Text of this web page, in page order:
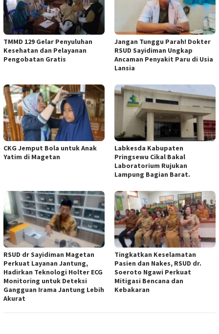
TMMD 129 Gelar Penyuluhan
Kesehatan dan Pelayanan
Pengobatan Gratis
Jangan Tunggu Parah! Dokter
RSUD Sayidiman Ungkap
Ancaman Penyakit Paru di Usia
Lansia
CKG Jemput Bola untuk Anak
Yatim di Magetan
Labkesda Kabupaten
Pringsewu Cikal Bakal
Laboratorium Rujukan
Lampung Bagian Barat.
RSUD dr Sayidiman Magetan
Perkuat Layanan Jantung,
Hadirkan Teknologi Holter ECG
Monitoring untuk Deteksi
Gangguan Irama Jantung Lebih
Akurat
Tingkatkan Keselamatan
Pasien dan Nakes, RSUD dr.
Soeroto Ngawi Perkuat
Mitigasi Bencana dan
Kebakaran